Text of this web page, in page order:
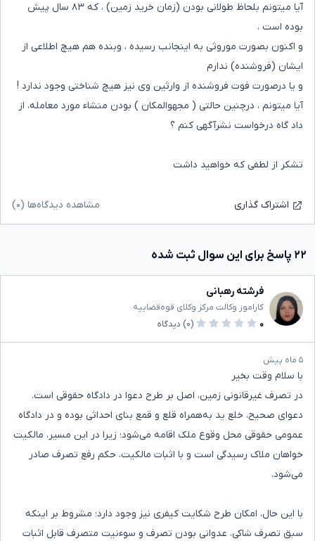
آیا میتونم بلحاظ طولانی بودن (زمان خرید زمین) ، که ۸۳ سال پیش
بوده است ،
و اکنون بصورت موروثی به اینجانب رسیده ، وبنده هم هیچ اطلاعی از
ایشان (فروشنده) ندارم
و یا درصورت فوت فروشنده از وارثین وی نیز هیچ شناختی وجود ندارد !
آیا میتونم ، درچنین حالتی ( مجهوالمکان ) بودن منشاء مورد معامله، از
داد گاه درخواست نشرآگهی کنم ؟
تشکر از لطفی که خواهید داشت
اشتراک گذاری مشاهده دیدگاه‌ها (۰)
۲۲ پاسخ برای این سوال ثبت شده
فرشته رهبانی
کاراموز وکالت مرکز وکلای قوه‌قضاییه
۰
(۰) دیدگاه
۵ ماه پیش
با سلام وقت بخیر
در تصرف غیرقانونی زمین، اصل بر طرح دعوا در دادگاه حقوقی است.
دعوای صحیح، خلع ید به‌همراه قلع و قمع بنای احداثی بوده و در دادگاه
عمومی حقوقی محل وقوع ملک اقامه می‌شود؛ زیرا در این مسیر، مالکیت
خواهان ملاک رسیدگی است و با اثبات مالکیت، حکم رفع تصرف صادر
می‌شود.
با این حال، امکان طرح شکایت کیفری نیز وجود دارد؛ مشروط بر اینکه
سبق تصرف شاکی، عدوانی بودن تصرف و سوءنیت متصرف قابل اثبات